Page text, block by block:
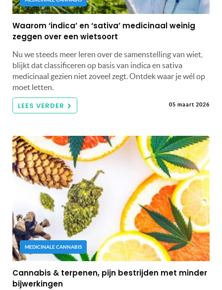
Waarom ‘indica’ en ‘sativa’ medicinaal weinig
zeggen over een wietsoort
Nu we steeds meer leren over de samenstelling van wiet,
blijkt dat classificeren op basis van indica en sativa
medicinaal gezien niet zoveel zegt. Ontdek waar je wél op
moet letten.
LEES VERDER 05 maart 2026
MEDICINALE CANNABIS
Cannabis & terpenen, pijn bestrijden met minder
bijwerkingen